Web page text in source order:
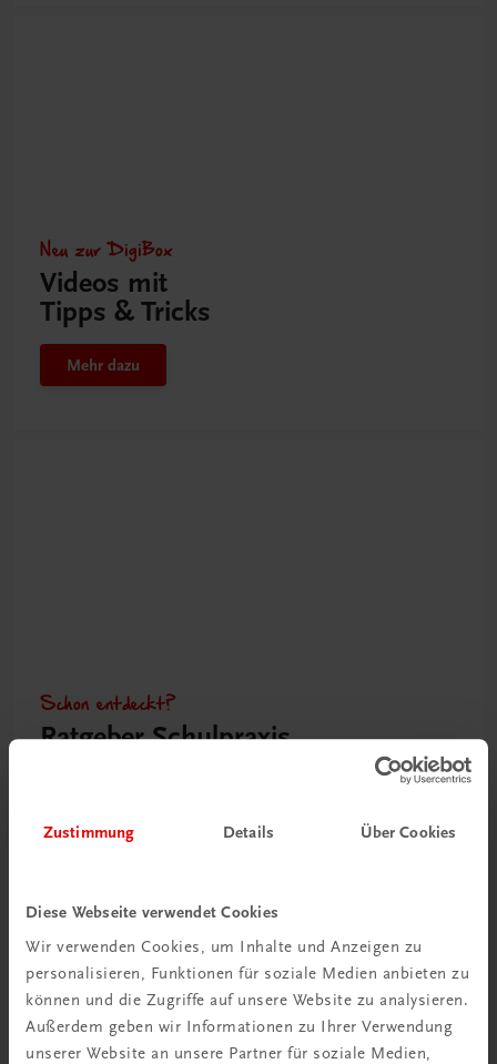
Zustimmung Details Über Cookies
Diese Webseite verwendet Cookies
Wir verwenden Cookies, um Inhalte und Anzeigen zu
personalisieren, Funktionen für soziale Medien anbieten zu
können und die Zugriffe auf unsere Website zu analysieren.
Außerdem geben wir Informationen zu Ihrer Verwendung
unserer Website an unsere Partner für soziale Medien,
Neu zur DigiBox
Videos mit
Tipps & Tricks
Mehr dazu
Schon entdeckt?
Ratgeber Schulpraxis